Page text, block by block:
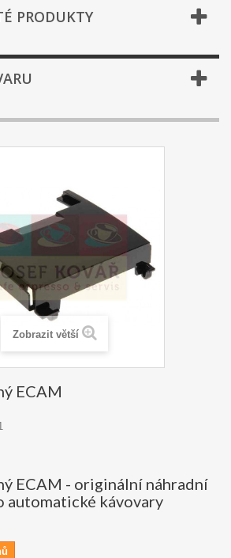
PRODUKTY
Zobrazit větší
ECAM
ECAM - originální náhradní
automatické kávovary